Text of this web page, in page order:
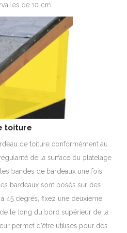
de 10 cm.
toiture
de toiture conformément au
de la surface du platelage
bandes de bardeaux une fois
bardeaux sont posés sur des
45 degrés, fixez une deuxième
le long du bord supérieur de la
permet d’être utilisés pour des